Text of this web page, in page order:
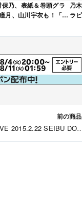
乃、表紙＆巻頭グラ
月、山川宇衣も！「週
4/28発売！
乃
ラ
売！
前の商品
2015.2.22 SEIBU